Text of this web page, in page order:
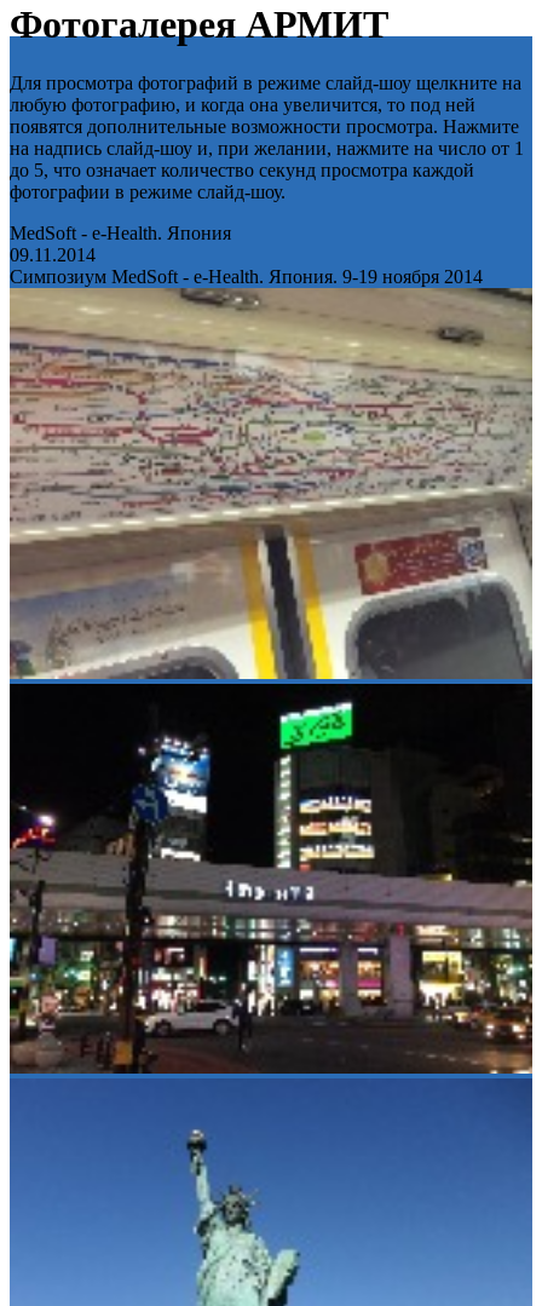
Фотогалерея АРМИТ
Для просмотра фотографий в режиме слайд-шоу щелкните на
любую фотографию, и когда она увеличится, то под ней
появятся дополнительные возможности просмотра. Нажмите
на надпись слайд-шоу и, при желании, нажмите на число от 1
до 5, что означает количество секунд просмотра каждой
фотографии в режиме слайд-шоу.
MedSoft - e-Health. Япония
09.11.2014
Симпозиум MedSoft - e-Health. Япония. 9-19 ноября 2014